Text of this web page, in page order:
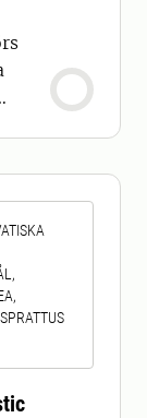
i
flera